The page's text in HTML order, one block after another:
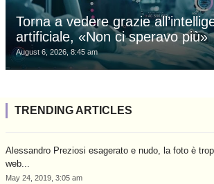
Torna a vedere grazie
artificiale, «Non ci speravo più»
August 6, 2026, 8:45 am
TRENDING ARTICLES
Alessandro Preziosi esagerato e nudo, la foto è
web...
May 24, 2019, 3:05 am